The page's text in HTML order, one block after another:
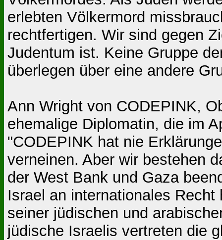
erlebten Völkermord
rechtfertigen. Wir sind gegen
Judentum ist. Keine Gruppe
überlegen über eine andere
Ann Wright von CODEPINK,
ehemalige Diplomatin, die im
"CODEPINK hat nie
verneinen. Aber wir bestehen
der West Bank und Gaza
Israel an internationales
seiner jüdischen und
jüdische Israelis vertreten die